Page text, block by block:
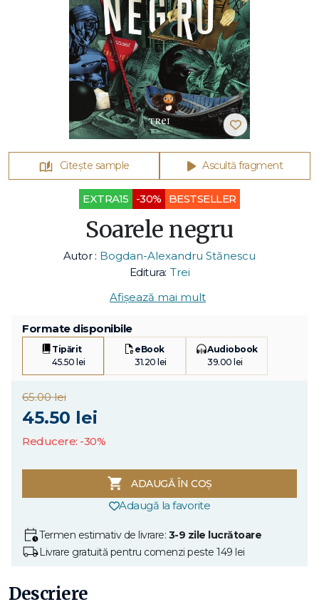
Citește sample Ascultă fragment
EXTRA15 -30% BESTSELLER
Soarele negru
Autor : Bogdan-Alexandru Stănescu
Editura: Trei
Afișează mai mult
Formate disponibile
Tipărit
45.50 lei
eBook
31.20 lei
Audiobook
39.00 lei
65.00 lei
45.50 lei
Reducere: -30%
ADAUGĂ ÎN COȘ
Adaugă la favorite
Termen estimativ de livrare: 3-9 zile lucrătoare
Livrare gratuită pentru comenzi peste 149 lei
Descriere